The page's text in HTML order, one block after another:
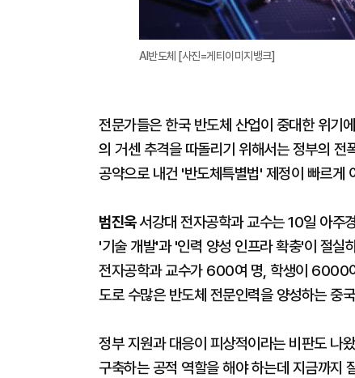
AI반도체 [사진=게티이미지뱅크]
전문가들은 한국 반도체 산업이 중대한 위기
의 거센 추격을 따돌리기 위해서는 정부의
공약으로 내건 '반도체특별법' 제정이 빠르게
범진욱서강대 전자공학과 교수는 10일 아주
'기술 개발'과 '인력 양성 인프라 확충'이 절실
전자공학과 교수가 600여 명, 학생이 6000
도로 수많은 반도체 전문인력을 양성하는 중
정부 지원과 대응이 피상적이라는 비판도 나
구축하는 공적 역할을 해야 하는데 지금까지